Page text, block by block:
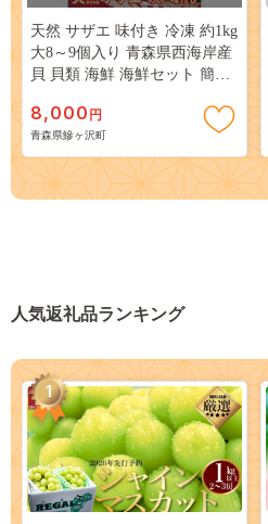
天然 サザエ 味付き 冷凍 約1kg
大8～9個入り 青森県西海岸産
貝 貝類 海鮮 海鮮セット 簡単
け おかず おつまみ つまみ お
酒のつまみ 酒のつまみ 青森
青森県 鰺ヶ沢町
8,000 円
青森県鰺ヶ沢町
人気返礼品ランキング
1